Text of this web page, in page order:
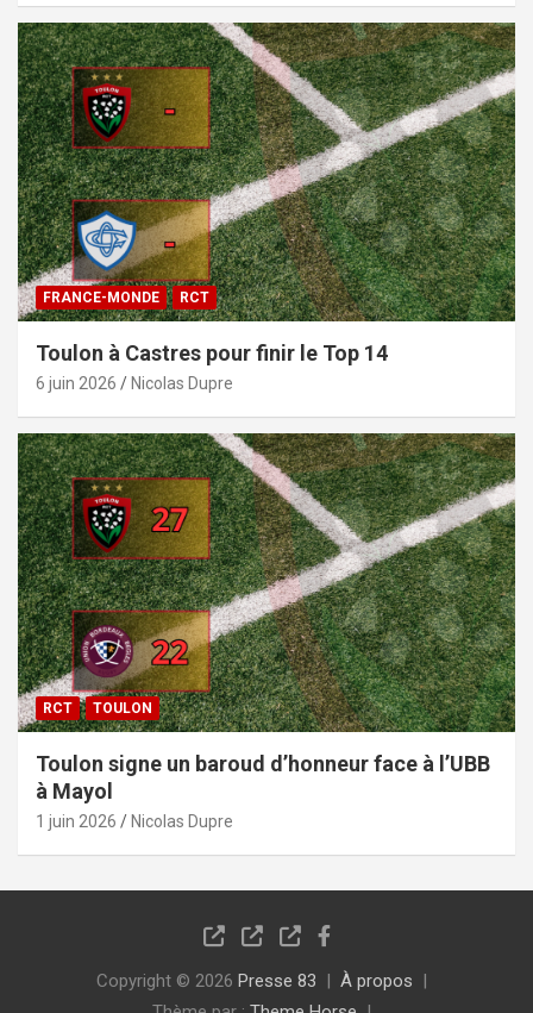
FRANCE-MONDE RCT
Toulon à Castres pour finir le Top 14
6 juin 2026 Nicolas Dupre
RCT TOULON
Toulon signe un baroud d’honneur face à l’UBB
à Mayol
1 juin 2026 Nicolas Dupre
Copyright © 2026 Presse 83
À propos